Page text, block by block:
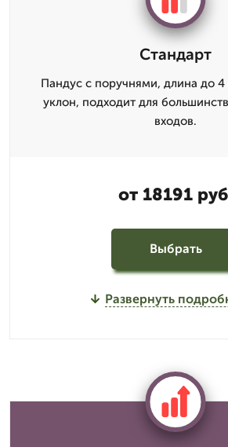
Стандарт
Пандус с поручнями, длина до
уклон, подходит для
входов.
от 18191
Выбрать
Развернуть